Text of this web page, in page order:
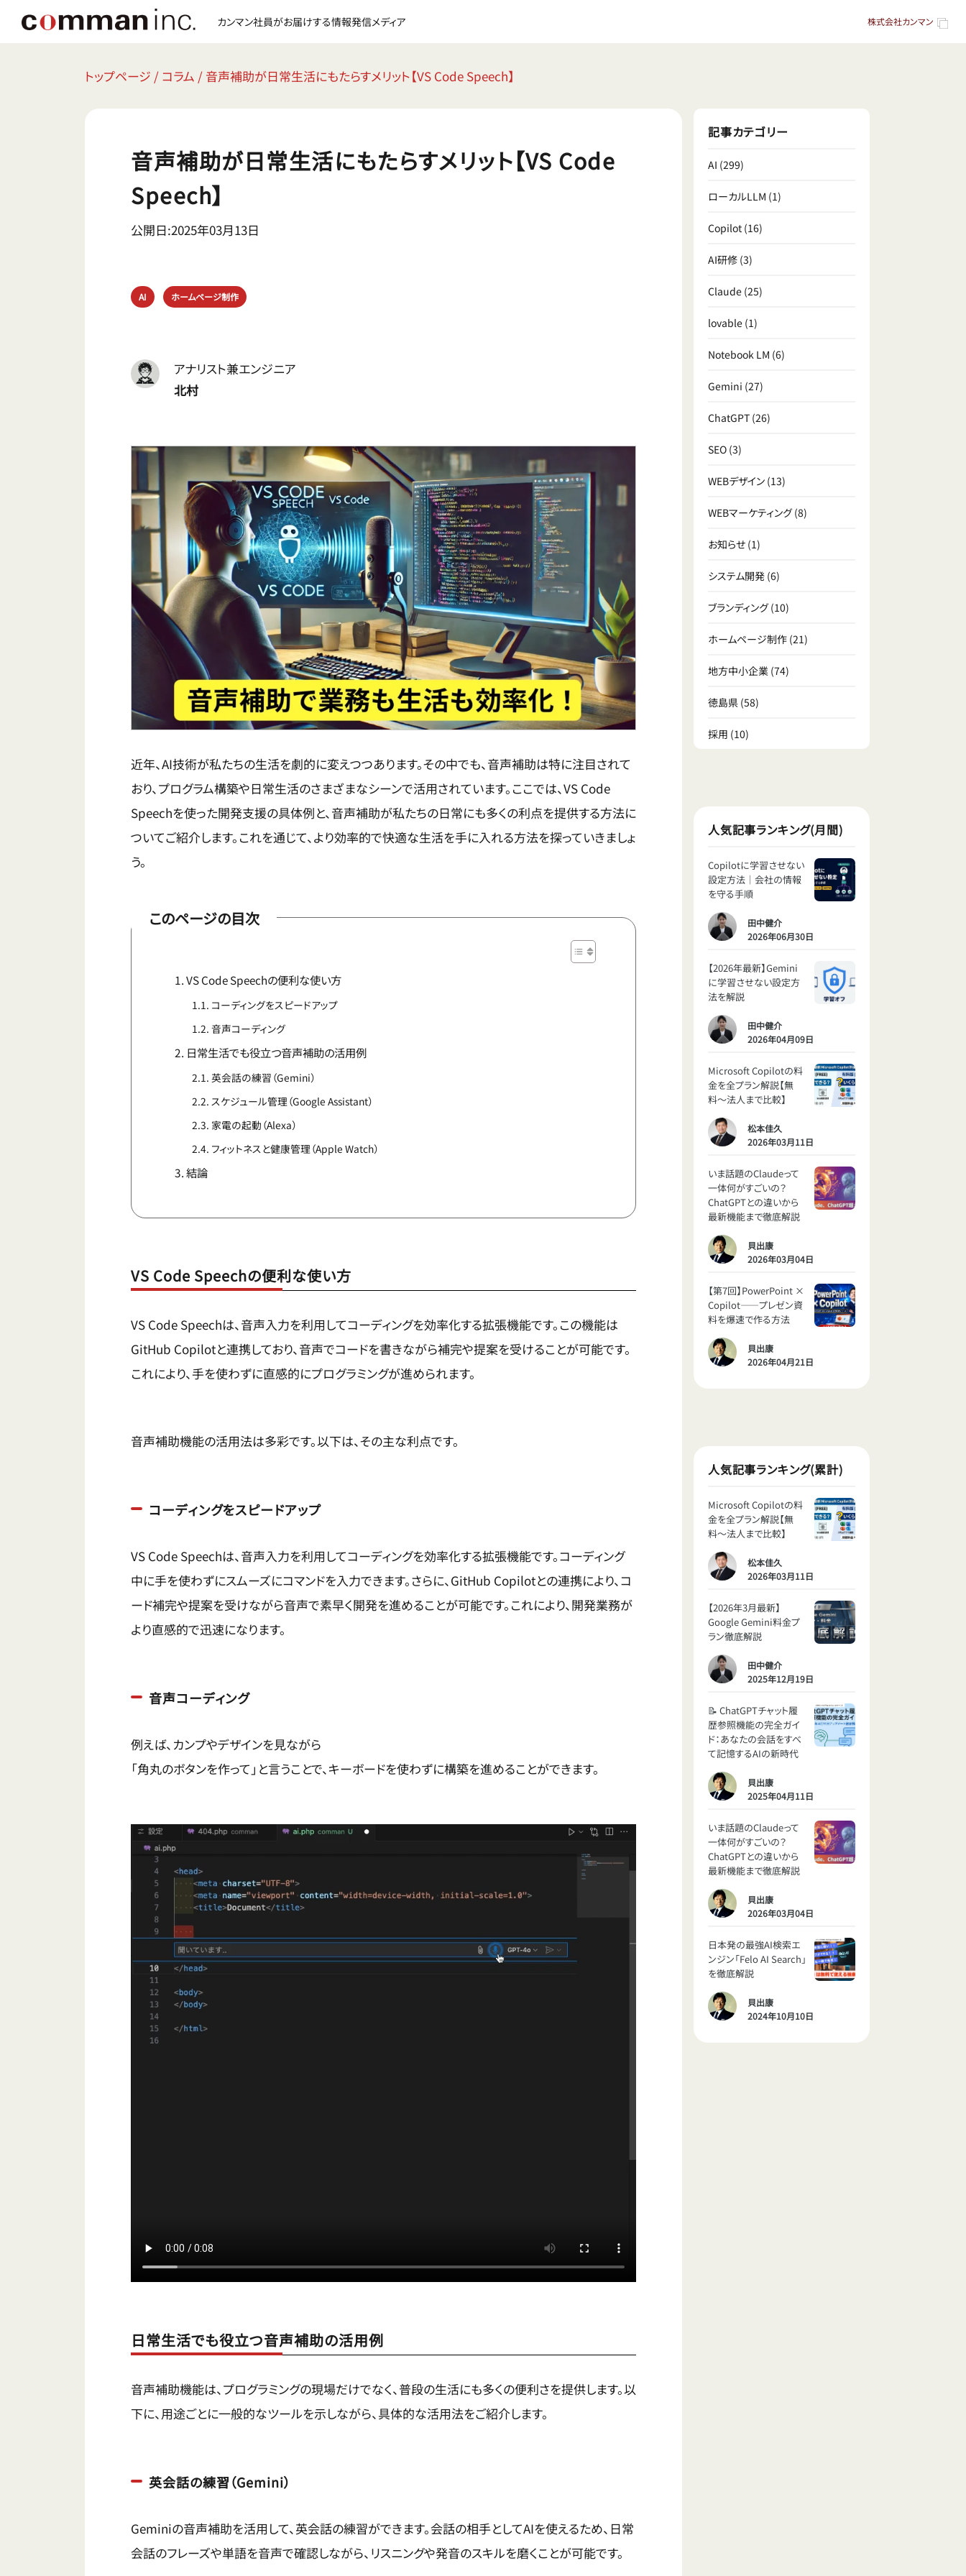
カンマン社員がお届けする情報発信メディア 株式会社カンマン
トップページ / コラム / 音声補助が日常生活にもたらすメリット【VS Code Speech】
音声補助が日常生活にもたらすメリット【VS Code
Speech】
公開日:2025年03月13日
AI ホームページ制作
アナリスト兼エンジニア
北村
近年、AI技術が私たちの生活を劇的に変えつつあります。その中でも、音声補助は特に注目されて
おり、プログラム構築や日常生活のさまざまなシーンで活用されています。ここでは、VS Code
Speechを使った開発支援の具体例と、音声補助が私たちの日常にも多くの利点を提供する方法に
ついてご紹介します。これを通じて、より効率的で快適な生活を手に入れる方法を探っていきましょ
う。
このページの目次
VS Code Speechの便利な使い方
コーディングをスピードアップ
音声コーディング
日常生活でも役立つ音声補助の活用例
英会話の練習（Gemini）
スケジュール管理（Google Assistant）
家電の起動（Alexa）
フィットネスと健康管理（Apple Watch）
結論
VS Code Speechの便利な使い方
VS Code Speechは、音声入力を利用してコーディングを効率化する拡張機能です。この機能は
GitHub Copilotと連携しており、音声でコードを書きながら補完や提案を受けることが可能です。
これにより、手を使わずに直感的にプログラミングが進められます。
音声補助機能の活用法は多彩です。以下は、その主な利点です。
コーディングをスピードアップ
VS Code Speechは、音声入力を利用してコーディングを効率化する拡張機能です。コーディング
中に手を使わずにスムーズにコマンドを入力できます。さらに、GitHub Copilotとの連携により、コ
ード補完や提案を受けながら音声で素早く開発を進めることが可能です。これにより、開発業務が
より直感的で迅速になります。
音声コーディング
例えば、カンプやデザインを見ながら
「角丸のボタンを作って」と言うことで、キーボードを使わずに構築を進めることができます。
日常生活でも役立つ音声補助の活用例
音声補助機能は、プログラミングの現場だけでなく、普段の生活にも多くの便利さを提供します。以
下に、用途ごとに一般的なツールを示しながら、具体的な活用法をご紹介します。
英会話の練習（Gemini）
Geminiの音声補助を活用して、英会話の練習ができます。会話の相手としてAIを使えるため、日常
会話のフレーズや単語を音声で確認しながら、リスニングや発音のスキルを磨くことが可能です。
記事カテゴリー
AI (299)
ローカルLLM (1)
Copilot (16)
AI研修 (3)
Claude (25)
lovable (1)
Notebook LM (6)
Gemini (27)
ChatGPT (26)
SEO (3)
WEBデザイン (13)
WEBマーケティング(8)
お知らせ (1)
システム開発 (6)
ブランディング(10)
ホームページ制作 (21)
地方中小企業 (74)
徳島県 (58)
採用 (10)
人気記事ランキング(月間)
Copilotに学習させない
設定方法｜会社の情報
を守る手順
田中健介
2026年06月30日
【2026年最新】Gemini
に学習させない設定方
法を解説
田中健介
2026年04月09日
Microsoft Copilotの料
金を全プラン解説【無
料〜法人まで比較】
松本佳久
2026年03月11日
いま話題のClaudeって
一体何がすごいの？
ChatGPTとの違いから
最新機能まで徹底解説
貝出康
2026年03月04日
【第7回】PowerPoint ×
Copilot——プレゼン資
料を爆速で作る方法
貝出康
2026年04月21日
人気記事ランキング(累計)
Microsoft Copilotの料
金を全プラン解説【無
料〜法人まで比較】
松本佳久
2026年03月11日
【2026年3月最新】
Google Gemini料金プ
ラン徹底解説
田中健介
2025年12月19日
📝 ChatGPTチャット履
歴参照機能の完全ガイ
ド：あなたの会話をすべ
て記憶するAIの新時代
貝出康
2025年04月11日
いま話題のClaudeって
一体何がすごいの？
ChatGPTとの違いから
最新機能まで徹底解説
貝出康
2026年03月04日
日本発の最強AI検索エ
ンジン「Felo AI Search」
を徹底解説
貝出康
2024年10月10日